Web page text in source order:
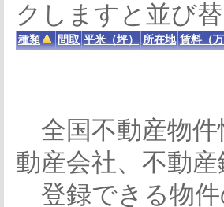
クしますと並び替
種類 間取 平米（坪） 所在地 賃料（万
全国不動産物件
動産会社、不動
登録できる物件